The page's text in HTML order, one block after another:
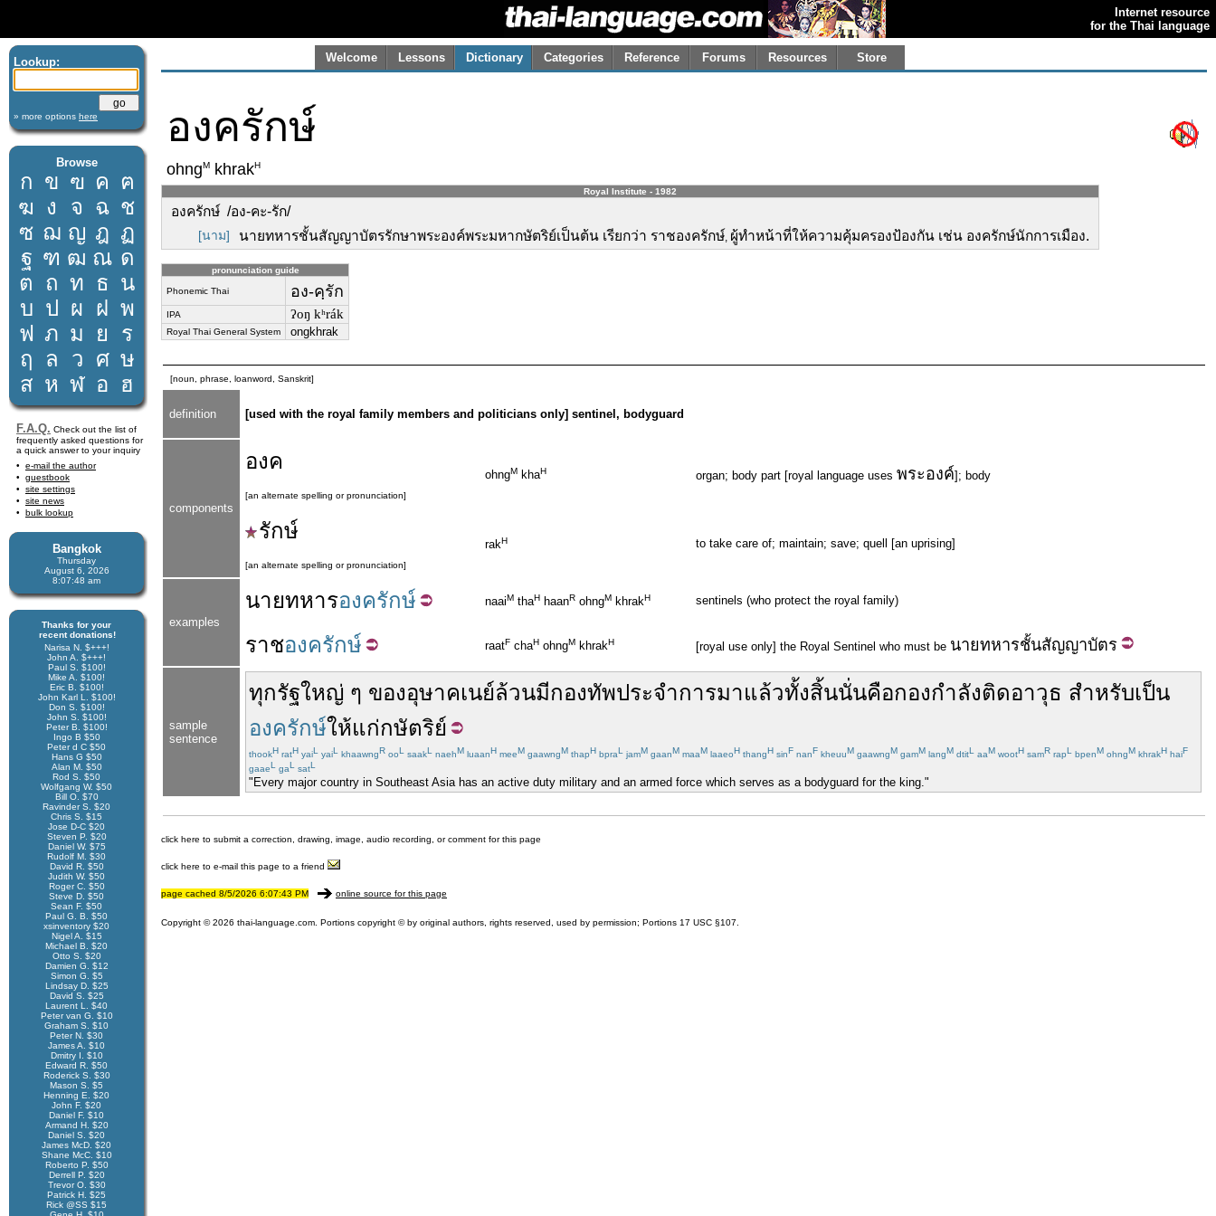
Internet resource
for the Thai language
Lookup:
» more options here
Browse
ก ข ฃ ค ฅ
ฆ ง จ ฉ ช
ซ ฌ ญ ฎ ฏ
ฐ ฑ ฒ ณ ด
ต ถ ท ธ น
บ ป ผ ฝ พ
ฟ ภ ม ย
ร
ฤ
ล ว ศ ษ
ส ห ฬ อ ฮ
F.A.Q. Check out the list of
frequently asked questions for
a quick answer to your inquiry
e-mail the author
guestbook
site settings
site news
bulk lookup
Bangkok
Thursday
August 6, 2026
8:07:49 am
Thanks for your
recent donations!
Narisa N. $+++!
John A. $+++!
Paul S. $100!
Mike A. $100!
Eric B. $100!
John Karl L. $100!
Don S. $100!
John S. $100!
Peter B. $100!
Ingo B $50
Peter d C $50
Hans G $50
Alan M. $50
Rod S. $50
Wolfgang W. $50
Bill O. $70
Ravinder S. $20
Chris S. $15
Jose D-C $20
Steven P. $20
Daniel W. $75
Rudolf M. $30
David R. $50
Judith W. $50
Roger C. $50
Steve D. $50
Sean F. $50
Paul G. B. $50
xsinventory $20
Nigel A. $15
Michael B. $20
Otto S. $20
Damien G. $12
Simon G. $5
Lindsay D. $25
David S. $25
Laurent L. $40
Peter van G. $10
Graham S. $10
Peter N. $30
James A. $10
Dmitry I. $10
Edward R. $50
Roderick S. $30
Mason S. $5
Henning E. $20
John F. $20
Daniel F. $10
Armand H. $20
Daniel S. $20
James McD. $20
Shane McC. $10
Roberto P. $50
Derrell P. $20
Trevor O. $30
Patrick H. $25
Rick @SS $15
Welcome Lessons Dictionary Categories Reference Forums Resources Store
องครักษ์
ohngM khrakH
Royal Institute - 1982
องครักษ์ /อง-คะ-รัก/
[นาม] นายทหารชั้นสัญญาบัตรรักษาพระองค์พระมหากษัตริย์เป็นต้น เรียกว่า ราชองครักษ์, ผู้ทำหน้าที่ให้ความคุ้มครองป้องกัน เช่น องครักษ์นักการเมือง.
pronunciation guide
Phonemic Thai อง-คฺรัก
IPA ʔoŋ kʰrák
Royal Thai General System ongkhrak
[noun, phrase, loanword, Sanskrit]
definition [used with the royal family members and politicians only] sentinel, bodyguard
components
องค
[an alternate spelling or pronunciation]
ohngM khaH organ; body part [royal language uses พระองค์]; body
รักษ์
[an alternate spelling or pronunciation]
rakH to take care of; maintain; save; quell [an uprising]
examples
นายทหารองครักษ์ naaiM thaH haanR ohngM khrakH sentinels (who protect the royal family)
ราชองครักษ์ raatF chaH ohngM khrakH [royal use only] the Royal Sentinel who must be นายทหารชั้นสัญญาบัตร
sample
sentence
ทุกรัฐใหญ่ ๆ ของอุษาคเนย์ล้วนมีกองทัพประจำการมาแล้วทั้งสิ้นนั่นคือกองกำลังติดอาวุธ สำหรับเป็น
องครักษ์ให้แก่กษัตริย์
thookH ratH yaiL yaiL khaawngR ooL saakL naehM luaanH meeM gaawngM thapH bpraL jamM gaanM maaM laaeoH thangH sinF nanF kheuuM gaawngM gamM langM dtitL aaM wootH samR rapL bpenM ohngM khrakH haiF
gaaeL gaL satL
"Every major country in Southeast Asia has an active duty military and an armed force which serves as a bodyguard for the king."
click here to submit a correction, drawing, image, audio recording, or comment for this page
click here to e-mail this page to a friend
page cached 8/5/2026 6:07:43 PM online source for this page
Copyright © 2026 thai-language.com. Portions copyright © by original authors, rights reserved, used by permission; Portions 17 USC §107